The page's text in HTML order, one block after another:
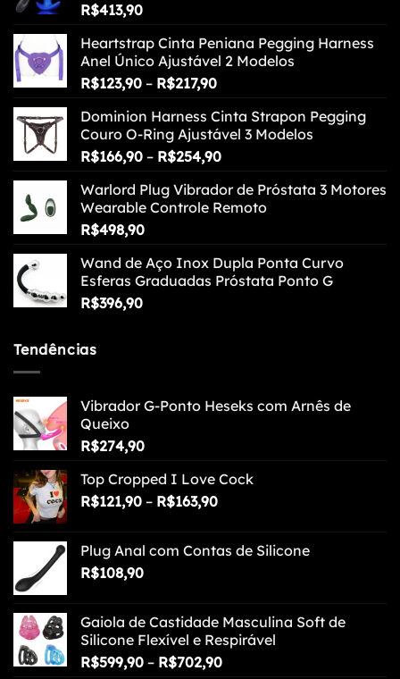
R$413,90
Heartstrap Cinta Peniana Pegging Harness
Anel Único Ajustável 2 Modelos
R$123,90 – R$217,90Faixa
preço:
R$123,90
através
Dominion Harness Cinta Strapon Pegging
Couro O-Ring Ajustável 3 Modelos
R$166,90 – R$254,90Faixa
preço:
R$166,90
Warlord Plug Vibrador de Próstata 3 Motores
Wearable Controle Remoto
R$498,90
Wand de Aço Inox Dupla Ponta Curvo
Esferas Graduadas Próstata Ponto G
R$396,90
Tendências
Vibrador G-Ponto Heseks com Arnês de
Queixo
R$274,90
Top Cropped I Love Cock
R$121,90 – R$163,90Faixa
R$121,90
Plug Anal com Contas de Silicone
R$108,90
Gaiola de Castidade Masculina Soft de
Silicone Flexível e Respirável
R$599,90 – R$702,90Faixa